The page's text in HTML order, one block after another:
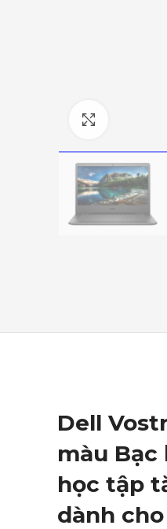
Dell
màu
học tập
dành